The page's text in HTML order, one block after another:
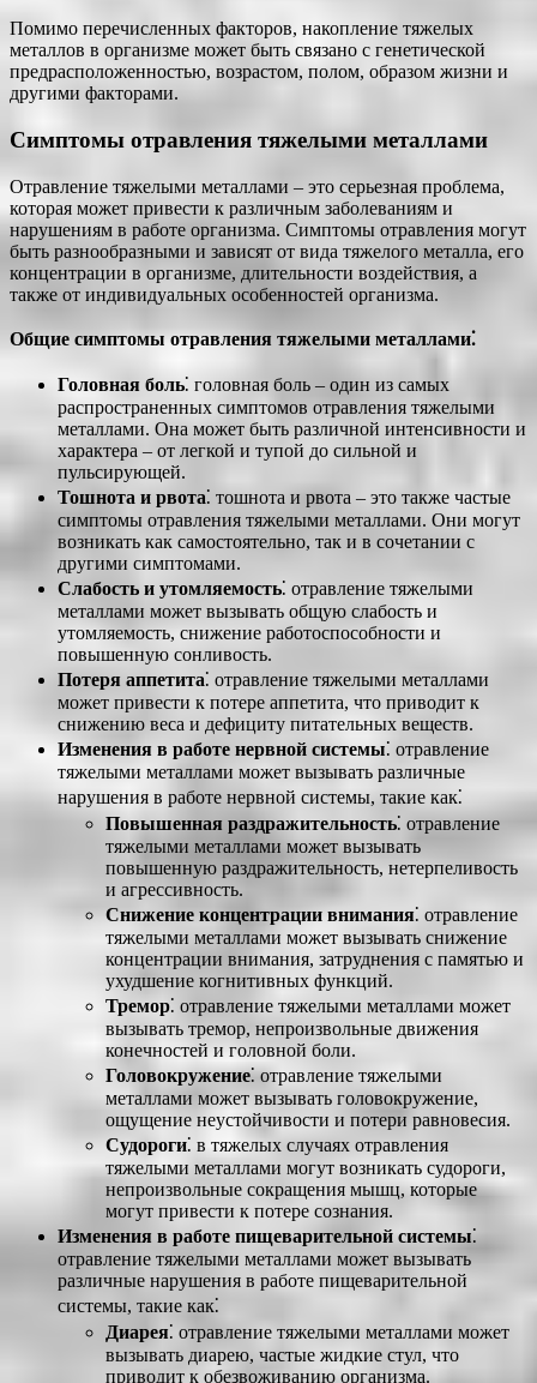
Помимо перечисленных факторов, накопление тяжелых
металлов в организме может быть связано с генетической
предрасположенностью, возрастом, полом, образом жизни и
другими факторами.
Симптомы отравления тяжелыми металлами
Отравление тяжелыми металлами – это серьезная проблема,
которая может привести к различным заболеваниям и
нарушениям в работе организма. Симптомы отравления могут
быть разнообразными и зависят от вида тяжелого металла, его
концентрации в организме, длительности воздействия, а
также от индивидуальных особенностей организма.
Общие симптомы отравления тяжелыми металлами⁚
Головная боль⁚ головная боль – один из самых
распространенных симптомов отравления тяжелыми
металлами. Она может быть различной интенсивности и
характера – от легкой и тупой до сильной и
пульсирующей.
Тошнота и рвота⁚ тошнота и рвота – это также частые
симптомы отравления тяжелыми металлами. Они могут
возникать как самостоятельно, так и в сочетании с
другими симптомами.
Слабость и утомляемость⁚ отравление тяжелыми
металлами может вызывать общую слабость и
утомляемость, снижение работоспособности и
повышенную сонливость.
Потеря аппетита⁚ отравление тяжелыми металлами
может привести к потере аппетита, что приводит к
снижению веса и дефициту питательных веществ.
Изменения в работе нервной системы⁚ отравление
тяжелыми металлами может вызывать различные
нарушения в работе нервной системы, такие как⁚
Повышенная раздражительность⁚ отравление
тяжелыми металлами может вызывать
повышенную раздражительность, нетерпеливость
и агрессивность.
Снижение концентрации внимания⁚ отравление
тяжелыми металлами может вызывать снижение
концентрации внимания, затруднения с памятью и
ухудшение когнитивных функций.
Тремор⁚ отравление тяжелыми металлами может
вызывать тремор, непроизвольные движения
конечностей и головной боли.
Головокружение⁚ отравление тяжелыми
металлами может вызывать головокружение,
ощущение неустойчивости и потери равновесия.
Судороги⁚ в тяжелых случаях отравления
тяжелыми металлами могут возникать судороги,
непроизвольные сокращения мышц, которые
могут привести к потере сознания.
Изменения в работе пищеварительной системы⁚
отравление тяжелыми металлами может вызывать
различные нарушения в работе пищеварительной
системы, такие как⁚
Диарея⁚ отравление тяжелыми металлами может
вызывать диарею, частые жидкие стул, что
приводит к обезвоживанию организма.